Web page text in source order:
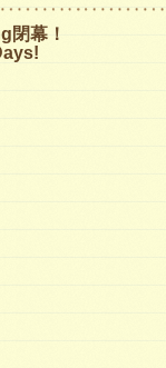
閉幕！